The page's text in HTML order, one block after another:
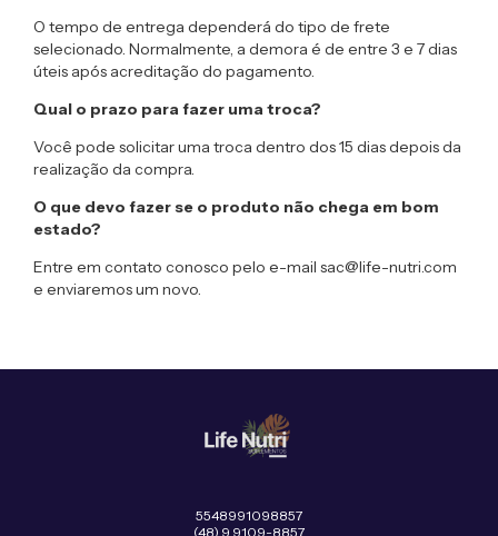
O tempo de entrega dependerá do tipo de frete
selecionado. Normalmente, a demora é de entre 3 e 7 dias
úteis após acreditação do pagamento.
Qual o prazo para fazer uma troca?
Você pode solicitar uma troca dentro dos 15 dias depois da
realização da compra.
O que devo fazer se o produto não chega em bom
estado?
Entre em contato conosco pelo e-mail sac@life-nutri.com
e enviaremos um novo.
5548991098857
(48) 9 9109-8857